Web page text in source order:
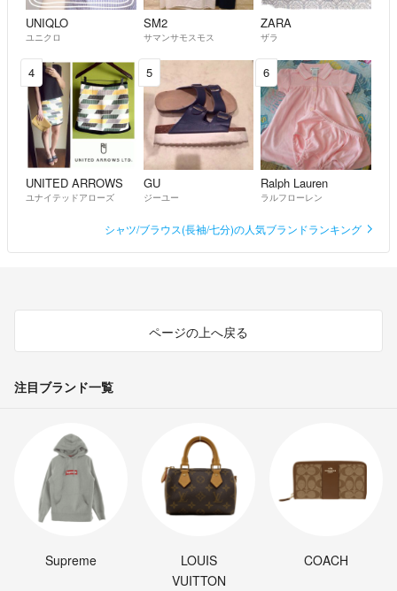
UNIQLO
ユニクロ
SM2
サマンサモスモス
ZARA
ザラ
4
UNITED ARROWS
ユナイテッドアローズ
5
GU
ジーユー
6
Ralph Lauren
ラルフローレン
シャツ/ブラウス(長袖/七分)の人気ブランドランキング
ページの上へ戻る
注目ブランド一覧
Supreme
LOUIS
VUITTON
COACH